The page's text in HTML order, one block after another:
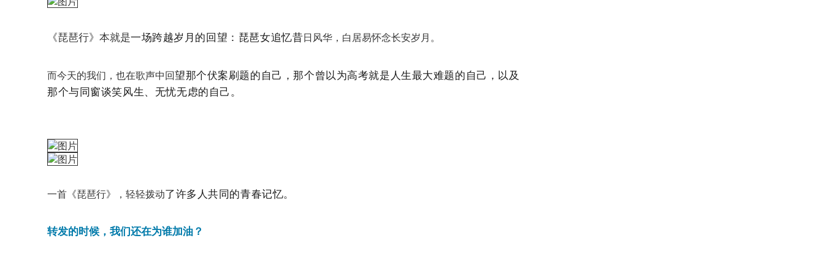
《琵琶行》本就是一场跨越岁月的回望 ：琵琶女追忆昔日风华，白居易怀念长安岁月。
而今天的我们，也在歌声中回望那个伏案刷题的自己，那个曾以为高考就是人生最大难题的自己，以及
那个与同窗谈笑风生、无忧无虑的自己。
一首《琵琶行》，轻轻拨动了许多人共同的青春记忆。
转发的时候，我们还在为谁加油？